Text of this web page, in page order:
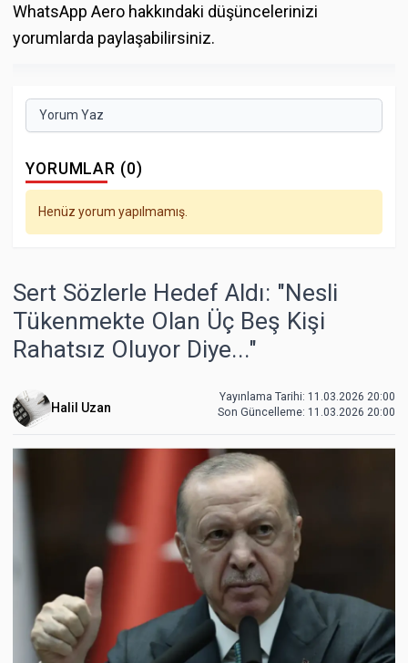
WhatsApp Aero hakkındaki düşüncelerinizi
yorumlarda paylaşabilirsiniz.
Yorum Yaz
YORUMLAR (0)
Henüz yorum yapılmamış.
Sert Sözlerle Hedef Aldı: "Nesli
Tükenmekte Olan Üç Beş Kişi
Rahatsız Oluyor Diye..."
Halil Uzan
Yayınlama Tarihi: 11.03.2026 20:00
Son Güncelleme: 11.03.2026 20:00